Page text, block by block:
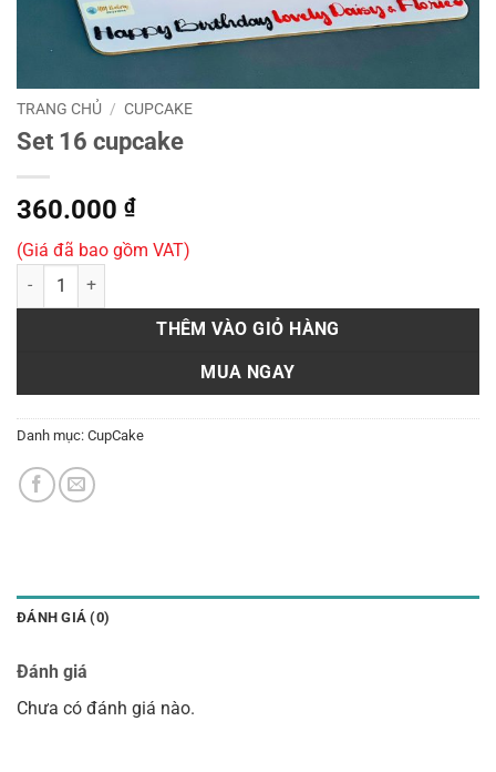
TRANG CHỦ / CUPCAKE
Set 16 cupcake
360.000 ₫
(Giá đã bao gồm VAT)
Set 16 cupcake số lượng
THÊM VÀO GIỎ HÀNG
MUA NGAY
Danh mục: CupCake
ĐÁNH GIÁ (0)
Đánh giá
Chưa có đánh giá nào.